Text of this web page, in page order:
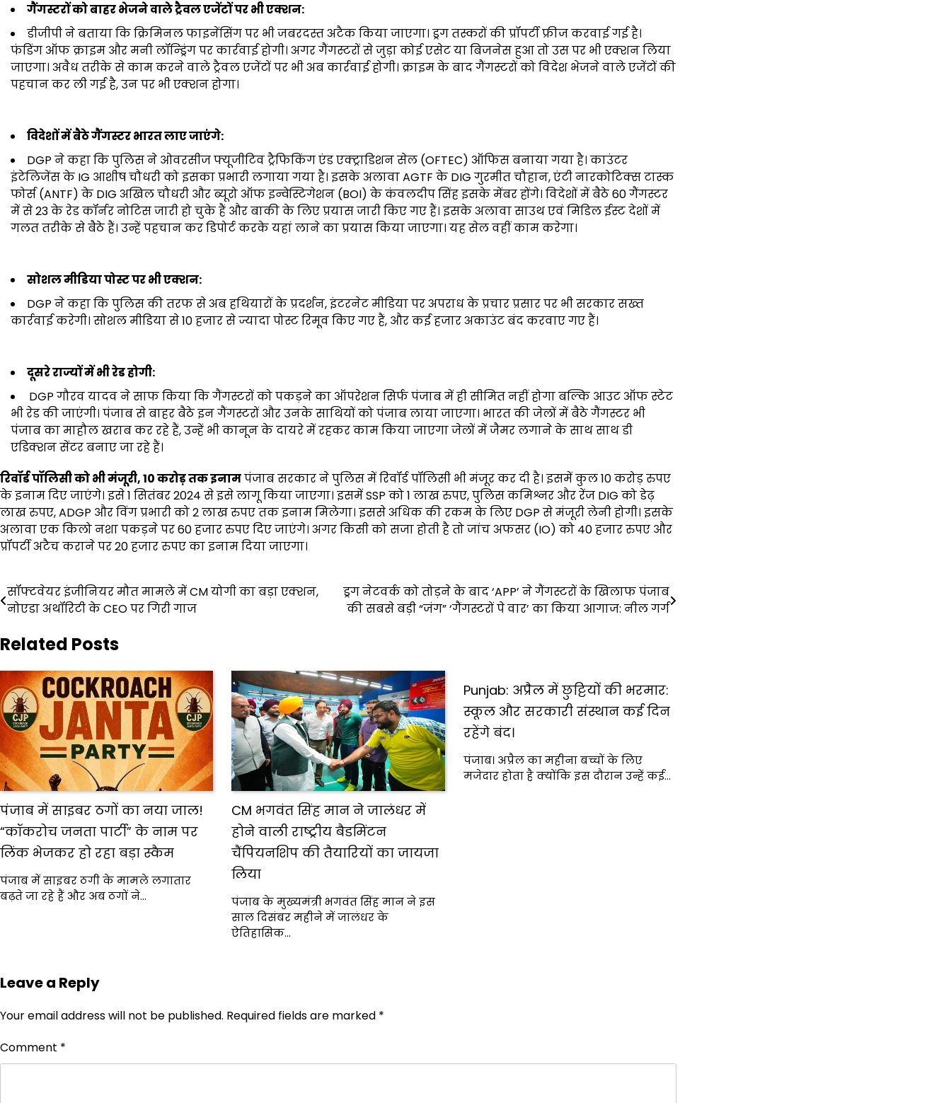
गैंगस्टरों को बाहर भेजने वाले ट्रैवल एजेंटों पर भी एक्शन:
डीजीपी ने बताया कि क्रिमिनल फाइनेंसिंग पर भी जबरदस्त अटैक किया जाएगा। ड्रग तस्करों की प्रॉपर्टी फ्रीज करवाई गई है।
फंडिंग ऑफ क्राइम और मनी लॉन्ड्रिंग पर कार्रवाई होगी। अगर गैंगस्टरों से जुड़ा कोई एसेट या बिजनेस हुआ तो उस पर भी एक्शन लिया
जाएगा। अवैध तरीके से काम करने वाले ट्रैवल एजेंटों पर भी अब कार्रवाई होगी। क्राइम के बाद गैंगस्टरों को विदेश भेजने वाले एजेंटों की
पहचान कर ली गई है, उन पर भी एक्शन होगा।
विदेशों में बैठे गैंगस्टर भारत लाए जाएंगे:
DGP ने कहा कि पुलिस ने ओवरसीज फ्यूजीटिव ट्रैफिकिंग एंड एक्ट्राडिशन सेल (OFTEC) ऑफिस बनाया गया है। काउंटर
इंटेलिजेंस के IG आशीष चौधरी को इसका प्रभारी लगाया गया है। इसके अलावा AGTF के DIG गुरमीत चौहान, एंटी नारकोटिक्स टास्क
फोर्स (ANTF) के DIG अखिल चौधरी और ब्यूरो ऑफ इन्वेस्टिगेशन (BOI) के कंवलदीप सिंह इसके मेंबर होंगे। विदेशों में बैठे 60 गैंगस्टर
में से 23 के रेड कॉर्नर नोटिस जारी हो चुके हैं और बाकी के लिए प्रयास जारी किए गए हैं। इसके अलावा साउथ एवं मिडिल ईस्ट देशों में
गलत तरीके से बैठे हैं। उन्हें पहचान कर डिपोर्ट करके यहां लाने का प्रयास किया जाएगा। यह सेल वहीं काम करेगा।
सोशल मीडिया पोस्ट पर भी एक्शन:
DGP ने कहा कि पुलिस की तरफ से अब हथियारों के प्रदर्शन, इंटरनेट मीडिया पर अपराध के प्रचार प्रसार पर भी सरकार सख्त
कार्रवाई करेगी। सोशल मीडिया से 10 हजार से ज्यादा पोस्ट रिमूव किए गए हैं, और कई हजार अकाउंट बंद करवाए गए हैं।
दूसरे राज्यों में भी रेड होगी:
DGP गौरव यादव ने साफ किया कि गैंगस्टरों को पकड़ने का ऑपरेशन सिर्फ पंजाब में ही सीमित नहीं होगा बल्कि आउट ऑफ स्टेट
भी रेड की जाएंगी। पंजाब से बाहर बैठे इन गैंगस्टरों और उनके साथियों को पंजाब लाया जाएगा। भारत की जेलों में बैठे गैंगस्टर भी
पंजाब का माहौल खराब कर रहे हैं, उन्हें भी कानून के दायरे में रहकर काम किया जाएगा जेलों में जैमर लगाने के साथ साथ डी
एडिक्शन सेंटर बनाए जा रहे हैं।
रिवॉर्ड पॉलिसी को भी मंजूरी, 10 करोड़ तक इनामपंजाब सरकार ने पुलिस में रिवॉर्ड पॉलिसी भी मंजूर कर दी है। इसमें कुल 10 करोड़ रुपए
के इनाम दिए जाएंगे। इसे 1 सितंबर 2024 से इसे लागू किया जाएगा। इसमें SSP को 1 लाख रुपए, पुलिस कमिश्नर और रेंज DIG को डेढ़
लाख रुपए, ADGP और विंग प्रभारी को 2 लाख रुपए तक इनाम मिलेगा। इससे अधिक की रकम के लिए DGP से मंजूरी लेनी होगी। इसके
अलावा एक किलो नशा पकड़ने पर 60 हजार रुपए दिए जाएंगे। अगर किसी को सजा होती है तो जांच अफसर (IO) को 40 हजार रुपए और
प्रॉपर्टी अटैच कराने पर 20 हजार रुपए का इनाम दिया जाएगा।
Post
navigation
सॉफ्टवेयर इंजीनियर मौत मामले में CM योगी का बड़ा एक्शन,
नोएडा अथॉरिटी के CEO पर गिरी गाज
ड्रग नेटवर्क को तोड़ने के बाद ‘APP’ ने गैंगस्टरों के खिलाफ पंजाब
की सबसे बड़ी “जंग” ‘गैंगस्टरों पे वार’ का किया आगाज: नील गर्ग
Related Posts
पंजाब में साइबर ठगों का नया जाल!
“कॉकरोच जनता पार्टी” के नाम पर
लिंक भेजकर हो रहा बड़ा स्कैम
पंजाब में साइबर ठगी के मामले लगातार
बढ़ते जा रहे हैं और अब ठगों ने…
CM भगवंत सिंह मान ने जालंधर में
होने वाली राष्ट्रीय बैडमिंटन
चैंपियनशिप की तैयारियों का जायजा
लिया
पंजाब के मुख्यमंत्री भगवंत सिंह मान ने इस
साल दिसंबर महीने में जालंधर के
ऐतिहासिक…
Punjab: अप्रैल में छुट्टियों की भरमार:
स्कूल और सरकारी संस्थान कई दिन
रहेंगे बंद।
पंजाब। अप्रैल का महीना बच्चों के लिए
मजेदार होता है क्योंकि इस दौरान उन्हें कई…
Leave a Reply
Your email address will not be published. Required fields are marked *
Comment *